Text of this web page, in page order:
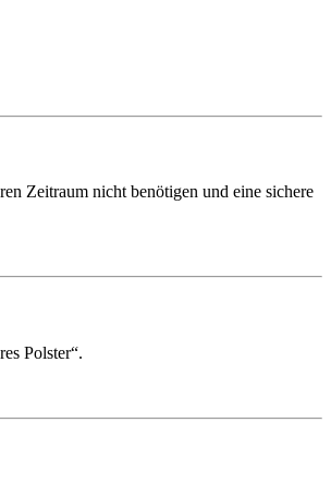
Zeitraum nicht benötigen und eine sichere
Polster“.